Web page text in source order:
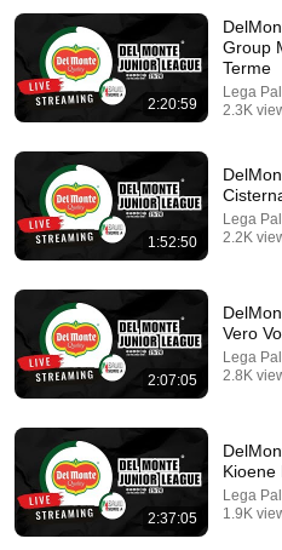
DelMonteJunior - 01.06
Monza – Itas Trentino
Lega Pallavolo Serie A • 3.1K
2:20:59
Group
Terme
Lega
2.3K
1:52:50
Lega
2.2K
2:07:05
Vero
Lega
2.8K
2:37:05
Kioene
Lega
1.9K